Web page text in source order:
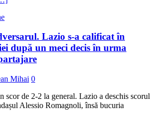
Lazio s-a calificat în
după un meci decis în urma
Mihai 0
scor de 2-2 la general. Lazio a deschis scorul
Alessio Romagnoli, însă bucuria